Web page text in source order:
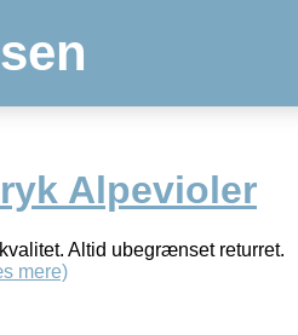
Alpevioler
Altid ubegrænset returret.
mere)